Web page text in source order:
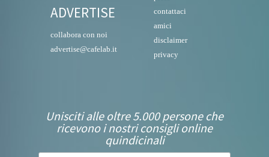
ADVERTISE
collabora con noi
advertise@cafelab.it
contattaci
amici
disclaimer
privacy
Unisciti alle oltre 5.000 persone che
ricevono i nostri consigli online
quindicinali